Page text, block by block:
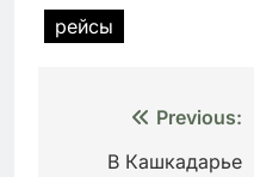
рейсы
Навигация
Previous:
В Кашкадарье